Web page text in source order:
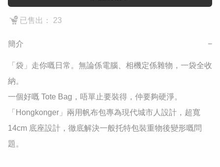
已售出： 23
簡介 −
​「袋」走你嘅日常。無論係電腦、相機定係雜物，一袋全收
納。
​一個好嘅 Tote Bag，唔單止要裝得，仲要夠硬淨。
「Hongkonger」兩用帆布包專為現代城市人設計，超寬
14cm 底座設計，徹底解決一般托特包裝重物後變形嘅問
題。